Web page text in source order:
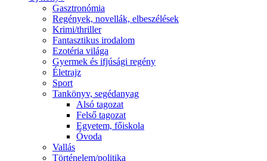
Gasztronómia
Regények, novellák, elbeszélések
Krimi/thriller
Fantasztikus irodalom
Ezotéria világa
Gyermek és ifjúsági regény
Életrajz
Sport
Tankönyv, segédanyag
Alsó tagozat
Felső tagozat
Egyetem, főiskola
Óvoda
Vallás
Történelem/politika